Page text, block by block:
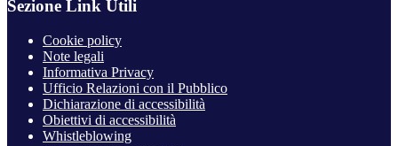
Sezione Link Utili
Cookie policy
Note legali
Informativa Privacy
Ufficio Relazioni con il Pubblico
Dichiarazione di accessibilità
Obiettivi di accessibilità
Whistleblowing